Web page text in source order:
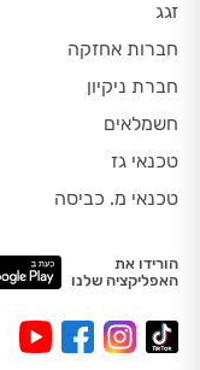
זגג
חברות אחזקה
חברת ניקיון
חשמלאים
טכנאי גז
טכנאי מ. כביסה
הורידו את
האפליקציה שלנו